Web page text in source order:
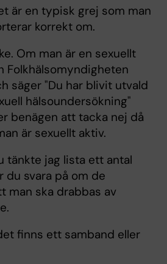
är en typisk grej som man
korrekt om.
Om man är en sexuellt
Folkhälsomyndigheten
säger "Du har blivit utvald
hälsoundersökning"
benägen att tacka nej då
är sexuellt aktiv.
tänkte jag lista ett antal
du svara på om de
man ska drabbas av
finns ett samband eller